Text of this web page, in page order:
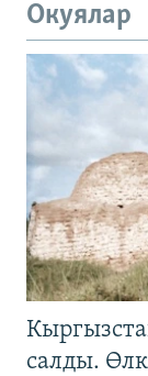
Окуялар
салды.